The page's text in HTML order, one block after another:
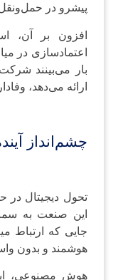
پیشرو در
افزون بر آن،
اعتمادسازی در
بار می‌بینند
ارائه می‌دهد،
چشم‌انداز
تحول دیجیتال در
این صنعت به
جایی که ارتباط
هوشمند و بدون